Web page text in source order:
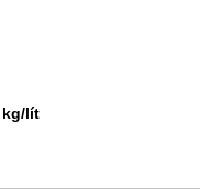
kg/lít